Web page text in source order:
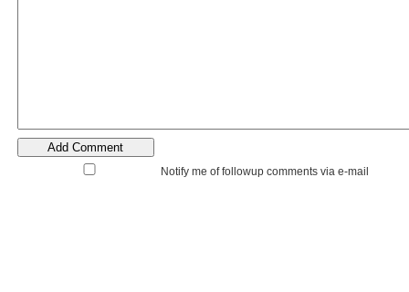
Notify me of followup comments via e-mail